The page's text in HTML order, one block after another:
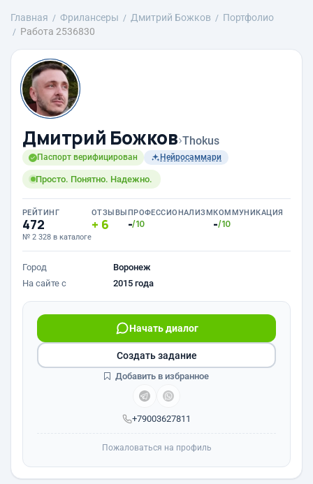
Главная Фрилансеры Дмитрий Божков
Портфолио
Работа 2536830
Дмитрий Божков›Thokus
Паспорт верифицирован Нейросаммари
Просто. Понятно. Надежно.
РЕЙТИНГ
472
№ 2 328 в каталоге
ОТЗЫВЫ
6
ПРОФЕССИОНАЛИЗМ
-/10
КОММУНИКАЦИЯ
-/10
Город
Воронеж
На сайте с
2015 года
+79003627811
Начать диалог
Создать задание
Добавить в избранное
Пожаловаться на профиль